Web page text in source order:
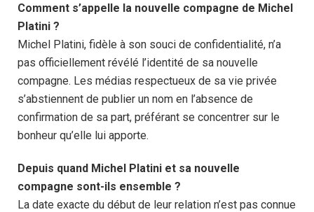
Comment s’appelle la nouvelle compagne de Michel
Platini ?
Michel Platini, fidèle à son souci de confidentialité, n’a
pas officiellement révélé l’identité de sa nouvelle
compagne. Les médias respectueux de sa vie privée
s’abstiennent de publier un nom en l’absence de
confirmation de sa part, préférant se concentrer sur le
bonheur qu’elle lui apporte.
Depuis quand Michel Platini et sa nouvelle
compagne sont-ils ensemble ?
La date exacte du début de leur relation n’est pas connue